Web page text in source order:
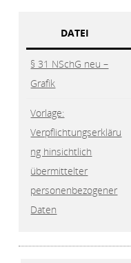
DATEI
§ 31 NSchG neu –
Grafik
Vorlage:
Verpflichtungserkläru
ng hinsichtlich
übermittelter
personenbezogener
Daten